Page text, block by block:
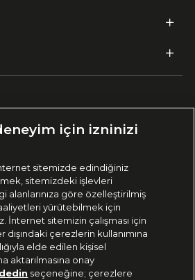
Edin
için izninizi
sitemizde edindiğiniz
sitemizdeki işlevleri
alanlarınıza göre özelleştirilmiş
yürütebilmek için
İnternet sitemizin çalışması için
çerezlerin kullanımına
elde edilen kişisel
aktarılmasına onay
seçeneğine; çerezlere